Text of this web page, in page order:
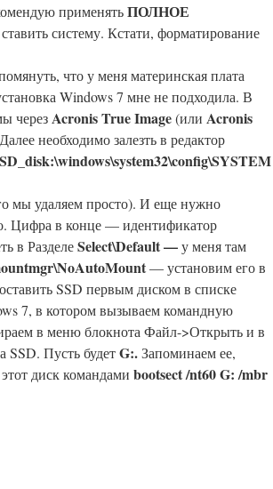
применятьПОЛНОЕ
систему. Кстати, форматирование
что у меня материнская плата
Windows 7 мне не подходила. В
черезAcronis True Image(или Acronis
необходимо залезть в редактор
мы удаляем просто). И еще нужно
Цифра в конце — идентификатор
в РазделеSelect\Default —у меня там
— установим его в
SSD первым диском в списке
7, в котором вызываем командную
в меню блокнота Файл->Открыть и в
SSD. Пусть будетG:.Запоминаем ее,
диск командами bootsect /nt60 G: /mbr